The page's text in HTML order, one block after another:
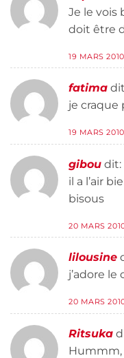
Je le vois
doit être
19 MARS
fatima
je craque
19 MARS
gibou dit:
il a l’air
bisous
20 MARS
lilousine
j’adore le
20 MARS
Ritsuka
Hummm,